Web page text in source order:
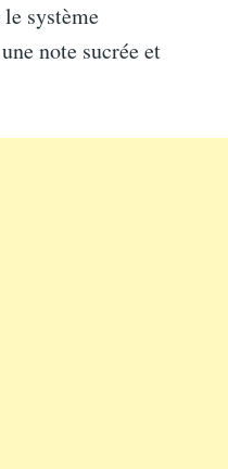
système
note sucrée et